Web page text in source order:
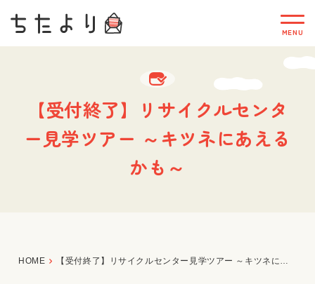
【受付終了】リサイクルセンタ
ー見学ツアー ～キツネにあえる
かも～
HOME 【受付終了】リサイクルセンター見学ツアー ～キツネにあえるかも～